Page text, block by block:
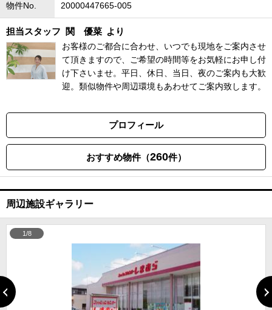
物件No. 20000447665-005
担当スタッフ 関 優菜 より
お客様のご都合に合わせ、いつでも現地をご案内させ
て頂きますので、ご希望の時間等をお気軽にお申し付
け下さいませ。平日、休日、当日、夜のご案内も大歓
迎。類似物件や周辺環境もあわせてご案内致します。
プロフィール
おすすめ物件（260件）
周辺施設ギャラリー
1/8